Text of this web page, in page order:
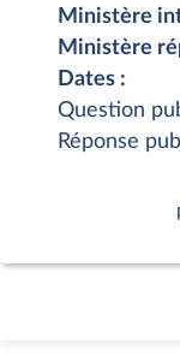
Ministère
Ministère
Dates :
Question
Réponse